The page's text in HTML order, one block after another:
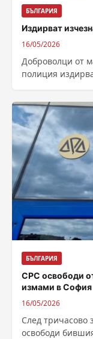
БЪЛГАРИЯ
Издирват
16/05/2026
Доброволци от
полиция
БЪЛГАРИЯ
СРС освободи
измами в София
16/05/2026
След тричасово
освободи